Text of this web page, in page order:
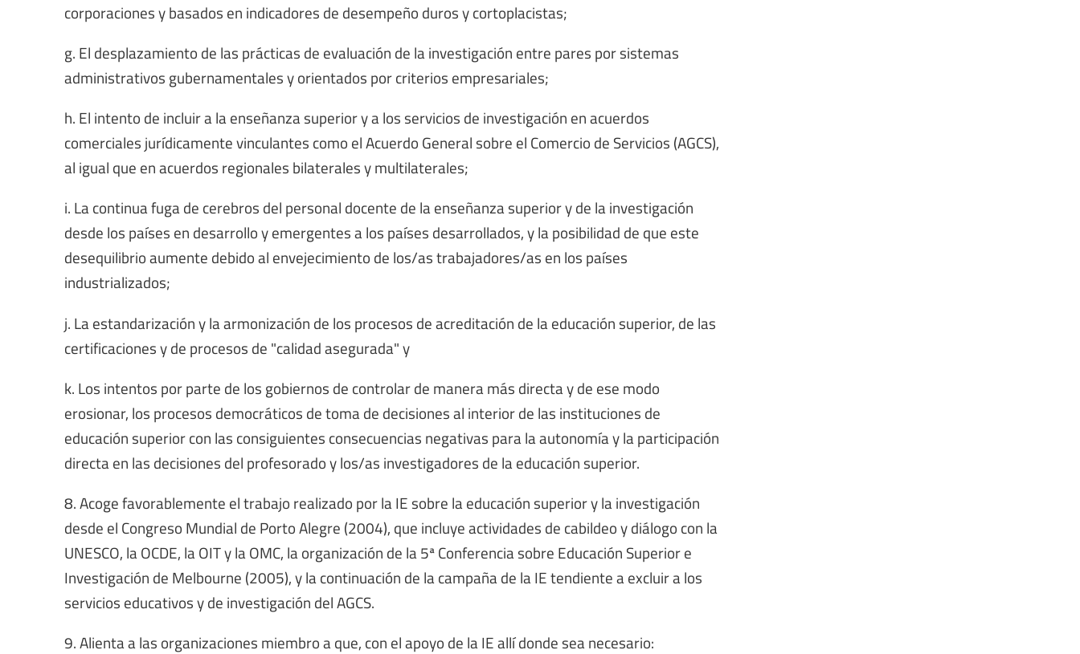
corporaciones y basados en indicadores de desempeño duros y cortoplacistas;
g. El desplazamiento de las prácticas de evaluación de la investigación entre pares por sistemas
administrativos gubernamentales y orientados por criterios empresariales;
h. El intento de incluir a la enseñanza superior y a los servicios de investigación en acuerdos
comerciales jurídicamente vinculantes como el Acuerdo General sobre el Comercio de Servicios (AGCS),
al igual que en acuerdos regionales bilaterales y multilaterales;
i. La continua fuga de cerebros del personal docente de la enseñanza superior y de la investigación
desde los países en desarrollo y emergentes a los países desarrollados, y la posibilidad de que este
desequilibrio aumente debido al envejecimiento de los/as trabajadores/as en los países
industrializados;
j. La estandarización y la armonización de los procesos de acreditación de la educación superior, de las
certificaciones y de procesos de "calidad asegurada" y
k. Los intentos por parte de los gobiernos de controlar de manera más directa y de ese modo
erosionar, los procesos democráticos de toma de decisiones al interior de las instituciones de
educación superior con las consiguientes consecuencias negativas para la autonomía y la participación
directa en las decisiones del profesorado y los/as investigadores de la educación superior.
8. Acoge favorablemente el trabajo realizado por la IE sobre la educación superior y la investigación
desde el Congreso Mundial de Porto Alegre (2004), que incluye actividades de cabildeo y diálogo con la
UNESCO, la OCDE, la OIT y la OMC, la organización de la 5ª Conferencia sobre Educación Superior e
Investigación de Melbourne (2005), y la continuación de la campaña de la IE tendiente a excluir a los
servicios educativos y de investigación del AGCS.
9. Alienta a las organizaciones miembro a que, con el apoyo de la IE allí donde sea necesario: